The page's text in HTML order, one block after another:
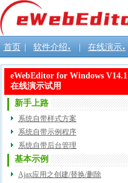
首页 软件介绍 ▼ 在线演示▼
eWebEditor for Windows V14.1
在线演示试用
新手上路
系统自带样式方案
系统自带示例程序
系统自带后台管理
基本示例
Ajax应用之创建/替换/删除